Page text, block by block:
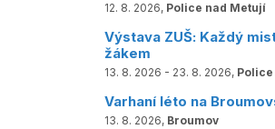
12. 8. 2026, Police nad Metují
Výstava ZUŠ: Každý
žákem
13. 8. 2026 - 23. 8. 2026,
Varhaní léto na
13. 8. 2026, Broumov